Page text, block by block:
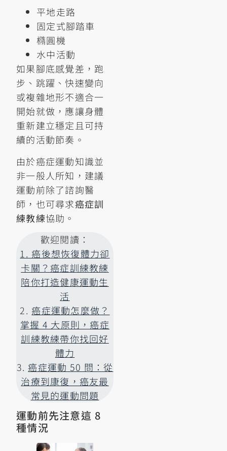
平地走路
固定式腳踏車
橢圓機
水中活動
如果腳底感覺差，跑
步、跳躍、快速變向
或複雜地形不適合一
開始就做，應讓身體
重新建立穩定且可持
續的活動節奏。
由於癌症運動知識並
非一般人所知，建議
運動前除了諮詢醫
師，也可尋求癌症訓
練教練協助。
歡迎閱讀：
1. 癌後想恢復體力卻
卡關？癌症訓練教練
陪你打造健康運動生
活
2.癌症運動怎麼做？
掌握 4 大原則，癌症
訓練教練帶你找回好
體力
3.癌症運動 50 問：從
治療到康復，癌友最
常見的運動問題
運動前先注意這 8
種情況